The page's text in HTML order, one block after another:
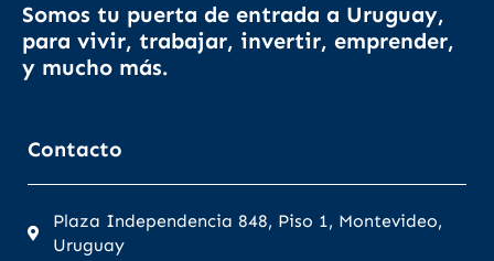
Somos tu puerta de entrada a Uruguay,
para vivir, trabajar, invertir, emprender,
y mucho más.
Contacto
Plaza Independencia 848, Piso 1, Montevideo,
Uruguay